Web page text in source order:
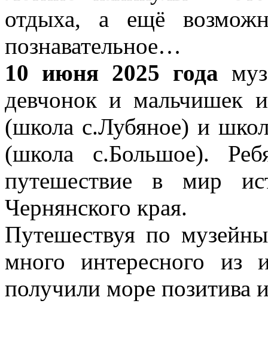
отдыха, а ещё
познавательное…
10 июня 2025 года
девчонок и мальчишек
(школа с.Лубяное) и
(школа с.Большое).
путешествие в мир
Чернянского края.
Путешествуя по
много интересного из
получили море позитива